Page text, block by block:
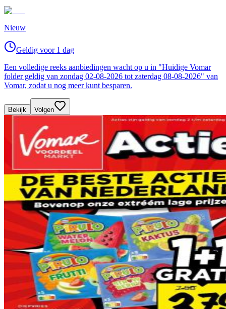
Nieuw
Geldig voor 1 dag
Een volledige reeks aanbiedingen wacht op u in "Huidige Vomar
folder geldig van zondag 02-08-2026 tot zaterdag 08-08-2026" van
Vomar, zodat u nog meer kunt besparen.
Bekijk Volgen